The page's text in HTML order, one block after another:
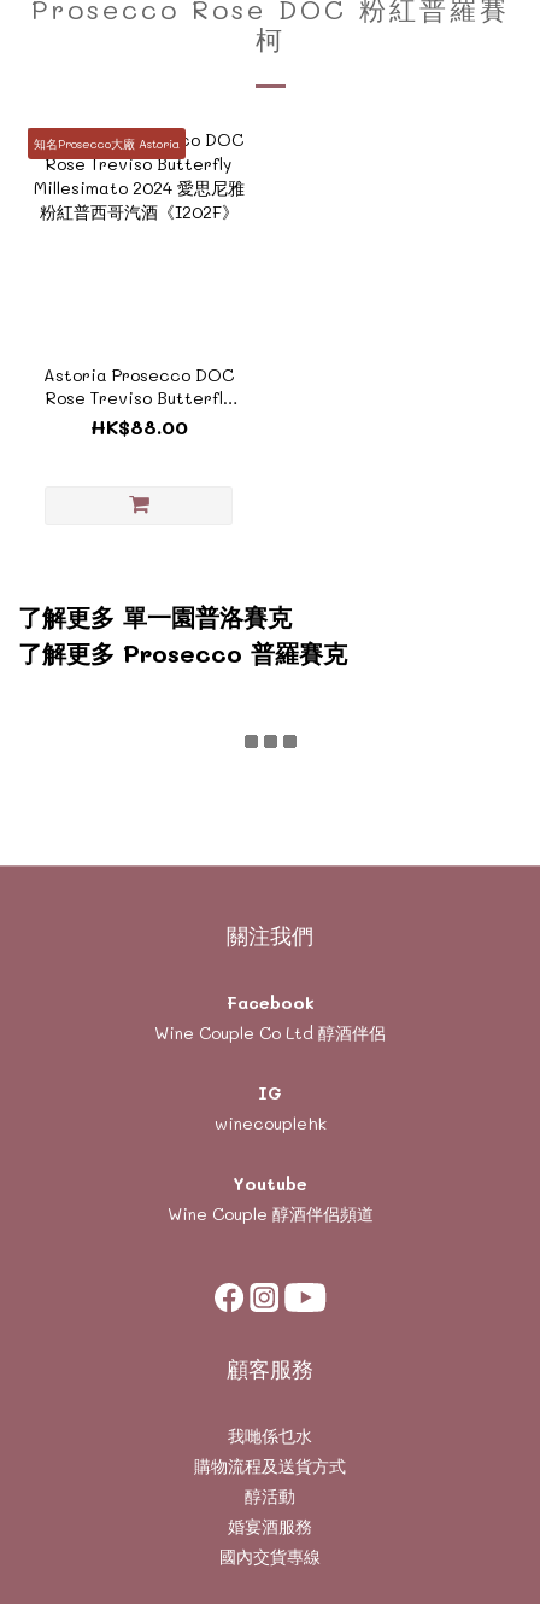
Prosecco Rose DOC 粉紅普羅賽
柯
知名Prosecco大廠 Astoria
Astoria Prosecco DOC
Rose Treviso Butterfly
Millesimato 2024 愛思尼
雅粉紅普西哥汽酒
HK$88.00
了解更多 單一園普洛賽克
了解更多 Prosecco 普羅賽克
關注我們
Facebook
Wine Couple Co Ltd 醇酒伴侶
IG
winecouplehk
Youtube
Wine Couple 醇酒伴侶頻道
顧客服務
我哋係乜水
購物流程及送貨方式
醇活動
婚宴酒服務
國內交貨專線